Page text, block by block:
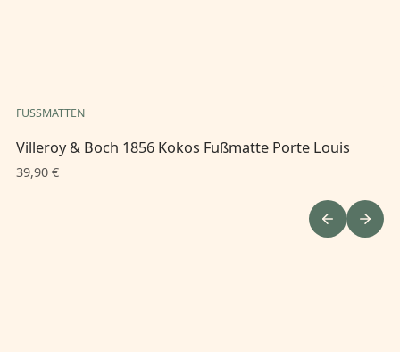
FUSSMATTEN
Villeroy & Boch 1856 Kokos Fußmatte Porte Louis
39,90 €